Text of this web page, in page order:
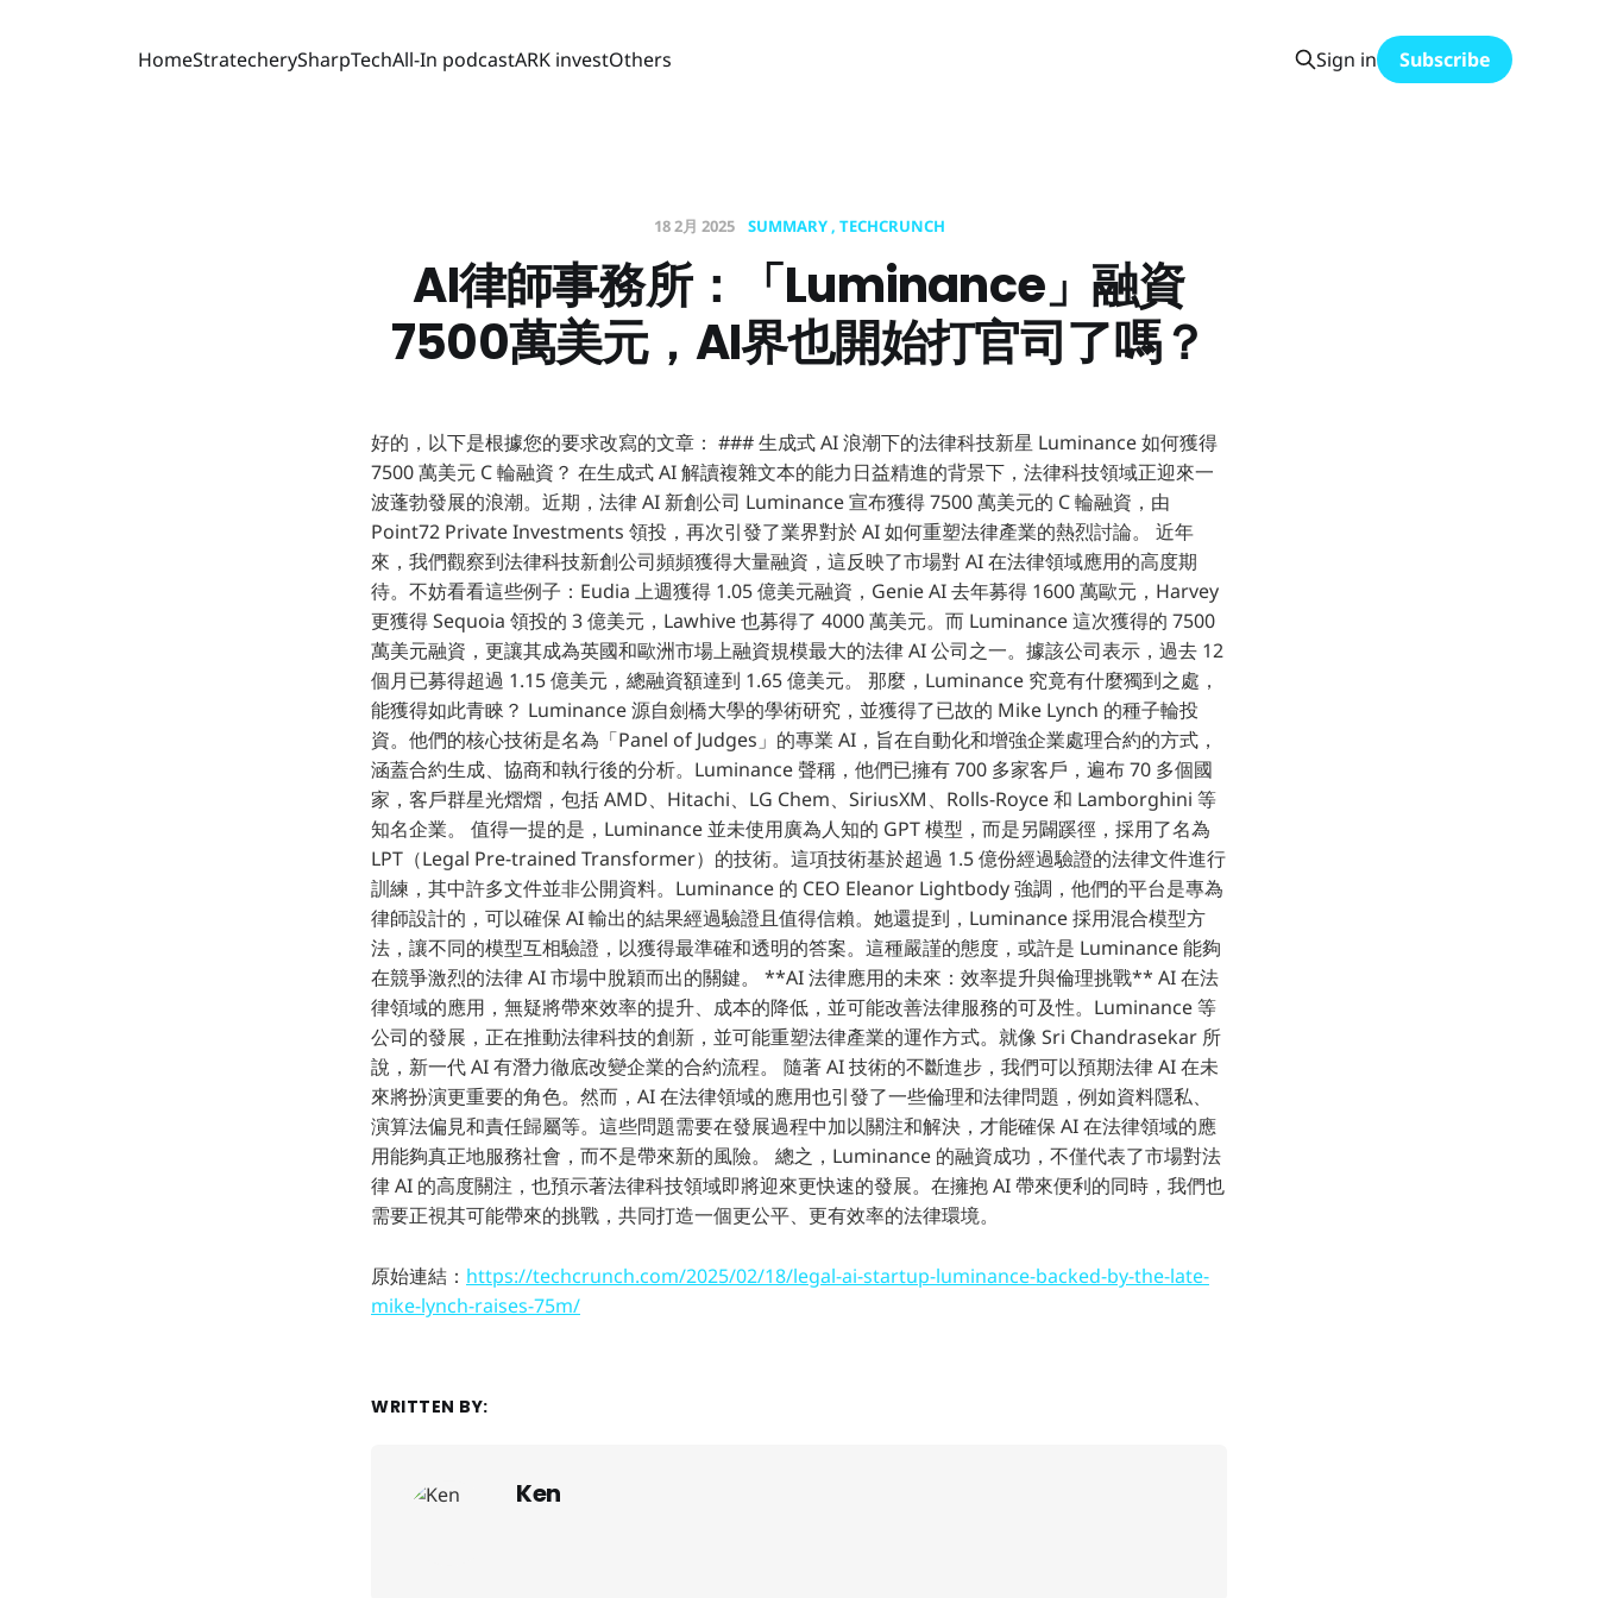
HomeStratecherySharpTechAll-In podcastARK investOthers Sign in Subscribe
18 2月 2025 SUMMARY TECHCRUNCH
AI律師事務所：「Luminance」融資
7500萬美元，AI界也開始打官司了嗎？
好的，以下是根據您的要求改寫的文章： ### 生成式 AI 浪潮下的法律科技新星 Luminance 如何獲得
7500 萬美元 C 輪融資？ 在生成式 AI 解讀複雜文本的能力日益精進的背景下，法律科技領域正迎來一
波蓬勃發展的浪潮。近期，法律 AI 新創公司 Luminance 宣布獲得 7500 萬美元的 C 輪融資，由
Point72 Private Investments 領投，再次引發了業界對於 AI 如何重塑法律產業的熱烈討論。 近年
來，我們觀察到法律科技新創公司頻頻獲得大量融資，這反映了市場對 AI 在法律領域應用的高度期
待。不妨看看這些例子：Eudia 上週獲得 1.05 億美元融資，Genie AI 去年募得 1600 萬歐元，Harvey
更獲得 Sequoia 領投的 3 億美元，Lawhive 也募得了 4000 萬美元。而 Luminance 這次獲得的 7500
萬美元融資，更讓其成為英國和歐洲市場上融資規模最大的法律 AI 公司之一。據該公司表示，過去 12
個月已募得超過 1.15 億美元，總融資額達到 1.65 億美元。 那麼，Luminance 究竟有什麼獨到之處，
能獲得如此青睞？ Luminance 源自劍橋大學的學術研究，並獲得了已故的 Mike Lynch 的種子輪投
資。他們的核心技術是名為「Panel of Judges」的專業 AI，旨在自動化和增強企業處理合約的方式，
涵蓋合約生成、協商和執行後的分析。Luminance 聲稱，他們已擁有 700 多家客戶，遍布 70 多個國
家，客戶群星光熠熠，包括 AMD、Hitachi、LG Chem、SiriusXM、Rolls-Royce 和 Lamborghini 等
知名企業。 值得一提的是，Luminance 並未使用廣為人知的 GPT 模型，而是另闢蹊徑，採用了名為
LPT（Legal Pre-trained Transformer）的技術。這項技術基於超過 1.5 億份經過驗證的法律文件進行
訓練，其中許多文件並非公開資料。Luminance 的 CEO Eleanor Lightbody 強調，他們的平台是專為
律師設計的，可以確保 AI 輸出的結果經過驗證且值得信賴。她還提到，Luminance 採用混合模型方
法，讓不同的模型互相驗證，以獲得最準確和透明的答案。這種嚴謹的態度，或許是 Luminance 能夠
在競爭激烈的法律 AI 市場中脫穎而出的關鍵。 **AI 法律應用的未來：效率提升與倫理挑戰** AI 在法
律領域的應用，無疑將帶來效率的提升、成本的降低，並可能改善法律服務的可及性。Luminance 等
公司的發展，正在推動法律科技的創新，並可能重塑法律產業的運作方式。就像 Sri Chandrasekar 所
說，新一代 AI 有潛力徹底改變企業的合約流程。 隨著 AI 技術的不斷進步，我們可以預期法律 AI 在未
來將扮演更重要的角色。然而，AI 在法律領域的應用也引發了一些倫理和法律問題，例如資料隱私、
演算法偏見和責任歸屬等。這些問題需要在發展過程中加以關注和解決，才能確保 AI 在法律領域的應
用能夠真正地服務社會，而不是帶來新的風險。 總之，Luminance 的融資成功，不僅代表了市場對法
律 AI 的高度關注，也預示著法律科技領域即將迎來更快速的發展。在擁抱 AI 帶來便利的同時，我們也
需要正視其可能帶來的挑戰，共同打造一個更公平、更有效率的法律環境。
原始連結： https://techcrunch.com/2025/02/18/legal-ai-startup-luminance-backed-by-the-late-
mike-lynch-raises-75m/
WRITTEN BY:
Ken